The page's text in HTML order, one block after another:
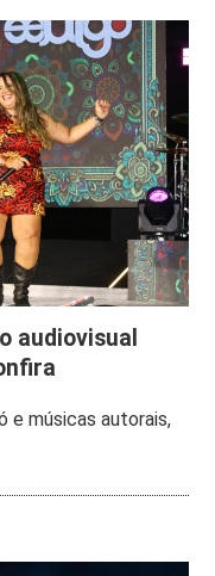
audiovisual
e músicas autorais,